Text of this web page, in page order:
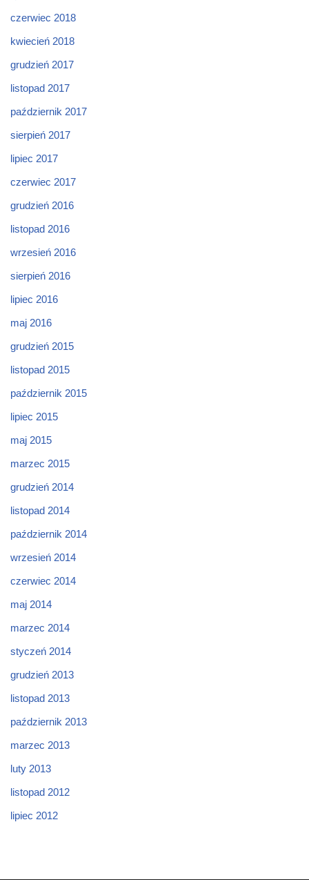
czerwiec 2018
kwiecień 2018
grudzień 2017
listopad 2017
październik 2017
sierpień 2017
lipiec 2017
czerwiec 2017
grudzień 2016
listopad 2016
wrzesień 2016
sierpień 2016
lipiec 2016
maj 2016
grudzień 2015
listopad 2015
październik 2015
lipiec 2015
maj 2015
marzec 2015
grudzień 2014
listopad 2014
październik 2014
wrzesień 2014
czerwiec 2014
maj 2014
marzec 2014
styczeń 2014
grudzień 2013
listopad 2013
październik 2013
marzec 2013
luty 2013
listopad 2012
lipiec 2012